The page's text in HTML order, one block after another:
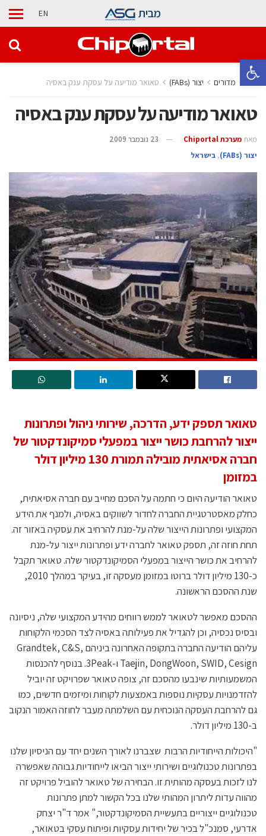
פתח סרגל נגישות
מבית EN
בית מדורים ‫יצור (‪(FABs‬‬ טאואר מודיעה על עסקת ענק באסיה
טאואר מודיעה על עסקת ענק באסיה
מאת מערכת Chiportal
23 נובמבר 2009
‫יצור (‪(FABs‬‬
, בישראל
טאואר תספק ידע, הדרכה, שירותי ניהול ופתרונות
ייצור להרחבת כושר ייצור במפעלי סמיקונדקטור של
חברה אסיאתית מובילה תמורת 130 מיליון דולר
במזומן
טאואר הודיעה היום כי חתמה על הסכם מחייב עם חברה אסיאתית,
כחלק מאסטרטגיית החברה לחדור לשווקים באסיה, ולמנף את הידע
המקצועי ופתרונות הייצור שלה על-מנת להרחיב את עסקיה באזור זה.
תחת חוזה זה, תספק טאואר לחברה ידע ופתרונות ייצור על-מנת
להרחיב את כושר הייצור במפעלי הסמיקונדקטור שלה. טאואר תקבל
כ-130 מיליון דולר ברוטו במזומן מעסקה זו, בעיקר במהלך 2010,
שנת ההסכם הראשונה.
ההסכם מאפשר לטאואר לממש רווחים מהידע המקצועי שלה, ניסיונה
ובסיס נכסיה, וכן להגדיל את פעילותה באסיה לצד הסכמי הלקוחות
עליהם הודיעה החברה בתקופה האחרונה ביניהם Grandtek, C&S,
Taejin, DongWoon, SWID, Cesign ו-3Peak. בנוסף להכנסות
המשמעותיות שינבעו מהסכם זה, צופה טאואר שפרויקט זה יוביל
להזדמנויות עסקיות נוספות באמצעות לקוחות ומיזמים חדשים, כמו
גם להרחבת העסקה הנוכחית עם השלמתה מעבר לחוזה האמור הנקוב
ב-130 מיליון דולר.
"היכולות הייחודיות הרבות שצברנו לאורך השנים יחד עם הניסיון שלנו
בפתרונות טכנולוגיים ושירותי ייצור הביאו לייחודיות גבוהה שאפשרה
לנו לזכות בעסקה מהותית זו. הבחירה של טאואר להוביל פרויקט זה
מהווה עדות ליתרון המהותי שלנו בכל הקשור למתן פתרונות
טכנולוגיים ייצוריים בתעשיית הסמיקונדקטור," אמר ד"ר יצחק
אדרעי, סמנכ"ל בכיר של יחידות עסקיות ופיתוח עסקי בטאואר,